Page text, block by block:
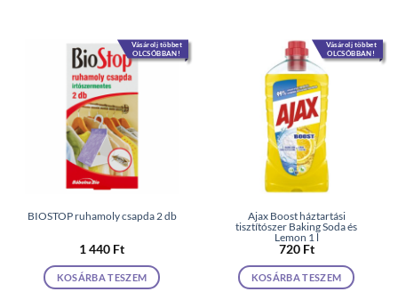
Vásárolj többet
OLCSÓBBAN!
BIOSTOP ruhamoly csapda 2 db
1 440 Ft
KOSÁRBA TESZEM
Vásárolj többet
OLCSÓBBAN!
Ajax Boost háztartási
tisztítószer Baking Soda és
Lemon 1 l
720 Ft
KOSÁRBA TESZEM